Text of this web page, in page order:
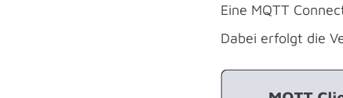
Eine MQTT
Dabei erfolgt die